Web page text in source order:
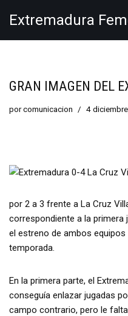
Extremadura
GRAN IMAGEN DEL
porcomunicacion 4
por 2 a 3 frente a La Cruz
correspondiente a la primera
el estreno de ambos
temporada.
En la primera parte, el
conseguía enlazar jugadas
campo contrario, pero le